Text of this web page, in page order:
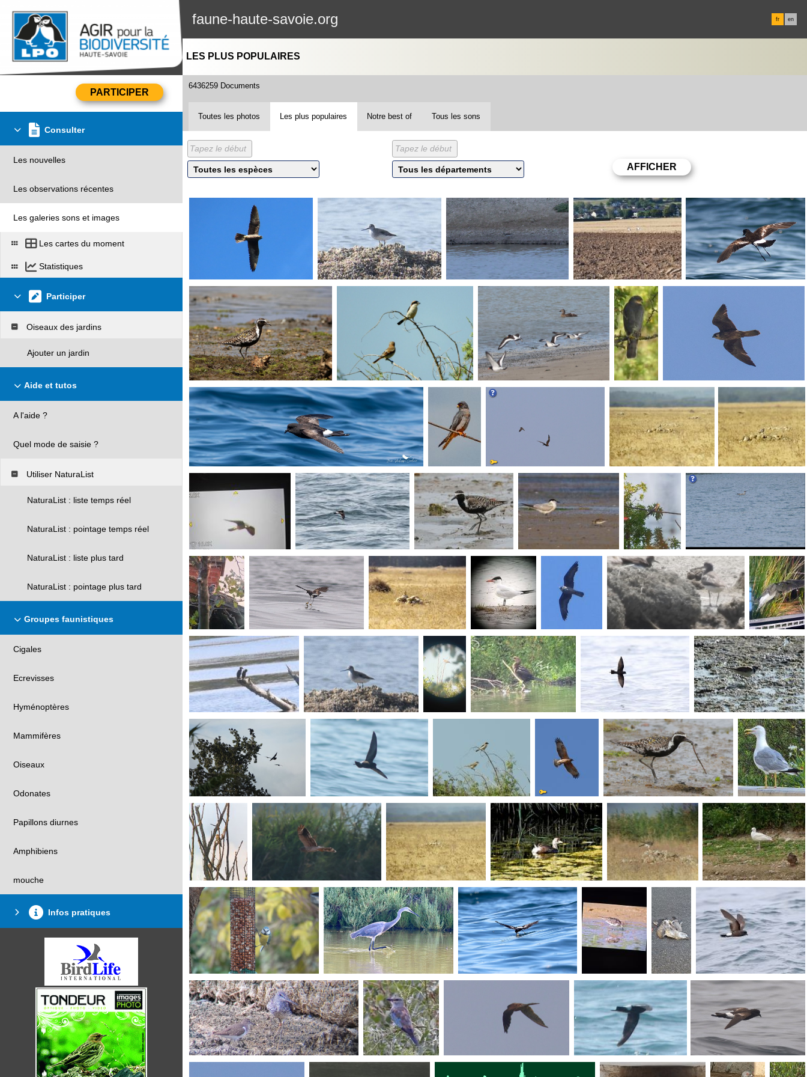
faune-haute-savoie.org fr en
Consulter
Les nouvelles
Les observations récentes
Les galeries sons et images
Les cartes du moment
Statistiques
Participer
Oiseaux des jardins
Ajouter un jardin
Aide et tutos
A l'aide ?
Quel mode de saisie ?
Utiliser NaturaList
NaturaList : liste temps réel
NaturaList : pointage temps réel
NaturaList : liste plus tard
NaturaList : pointage plus tard
Groupes faunistiques
Cigales
Ecrevisses
Hyménoptères
Mammifères
Oiseaux
Odonates
Papillons diurnes
Amphibiens
mouche
Infos pratiques
LES PLUS POPULAIRES
6436259 Documents
Toutes les photos Les plus populaires Notre best of Tous les sons